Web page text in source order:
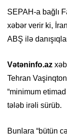
SEPAH-a bağlı
xəbər verir ki,
ABŞ ilə
Vətəninfo.az
Tehran
“minimum
tələb irəli sürüb.
Bunlara “bütün